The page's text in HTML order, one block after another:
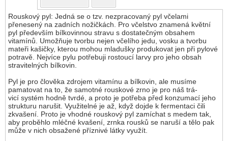
Rouskový pyl: Jedná se o tzv. nezpracovaný pyl včelami
přenesený na zadních nožičkách. Pro včelstvo znamená květní
pyl především bílkovinnou stravu s dostatečným obsahem
vitamínů. Umožňuje tvorbu nejen včelího jedu, vosku a tvorbu
mateři kašičky, kterou mohou mladušky produkovat jen při pylové
potravě. Nejvíce pylu potřebuji rostoucí larvy pro jeho obsah
stravitelných bílkovin.
Pyl je pro člověka zdrojem vitamínu a bílkovin, ale musíme
pamatovat na to, že samotné rouskové zrno je pro náš trá-
vicí systém hodně tvrdé, a proto je potřeba před konzumací jeho
strukturu narušit. Využitelné je až, když dojde k fermentaci čili
zkvašení. Proto je vhodné rouskový pyl zamíchat s medem tak,
aby proběhlo mléčné kvašení, zrnka rousků se naruší a tělo pak
může v nich obsažené příznivé látky využít.